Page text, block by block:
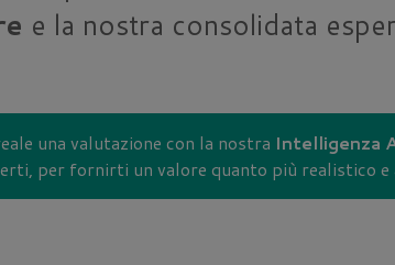
e la nostra consolidata
una valutazione con la nostra Intelligenza
per fornirti un valore quanto più realistico